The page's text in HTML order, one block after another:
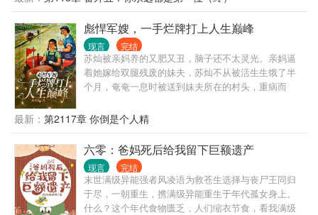
…… 后来：真香！
都毕恭毕敬。 周惜装作不认识他，面带笑容，敬了他
一杯酒。 他气场凌然，嗓音低沉慵懒，“章老带的学生
不会错的。” 宴会结束，他们心照不宣的进了1308的房
门。 — 待周惜意识到事情脱轨时，果断提出停止他们
之间的关系。 应珩之指腹缓缓摩挲她的下巴，面色冷
漠，声音暗哑像是压着怒火，“你把我当做什么？” 周
惜扭头，语气平静，“枕边挚友而已。” 他怒极反笑，
脸。 他掀了掀眼皮，声音阴沉漠然，面无表情
说，“好，别后悔就好。” — 几个月后的高级晚宴上，
周惜盛装出席，终于目睹了沪圈顶级豪门千金的姿
容。 拍卖会后，人人都听说了京圈太子爷应珩之连续
拍下数十个藏品，豪掷八十个亿。 身旁好友惊讶问他
原因。 他双眸浓黑如墨，视线始终落在和旁边人欢声
笑语的女人身上。 他强压暗瘾，声音晦暗低语。 “哄
彪悍军嫂，一手烂牌打上人生巅峰
现言 完结
苏灿被亲妈养的又肥又丑，脑子还不太灵光。亲妈逼
着她嫁给双腿残废的妹夫，苏灿不从被活生生饿了半
个月，奄奄一息时被送到妹夫所在的村头，重病而
壁，要钱没钱，要饭没饭。看着残废的兵哥哥和身边
骨瘦如柴的三个熊孩子，看她如何把一手烂牌打成王
炸！
最新： 第2117章 你倒是个人精
六零：爸妈死后给我留下巨额遗产
现言 完结
末世满级异能强者风凌语为救苍生选择与丧尸王同归
于尽，一朝重生，携满级异能重生于年代孤女身上。
什么？这个年代食物匮乏，人们缩衣节食，看我满级